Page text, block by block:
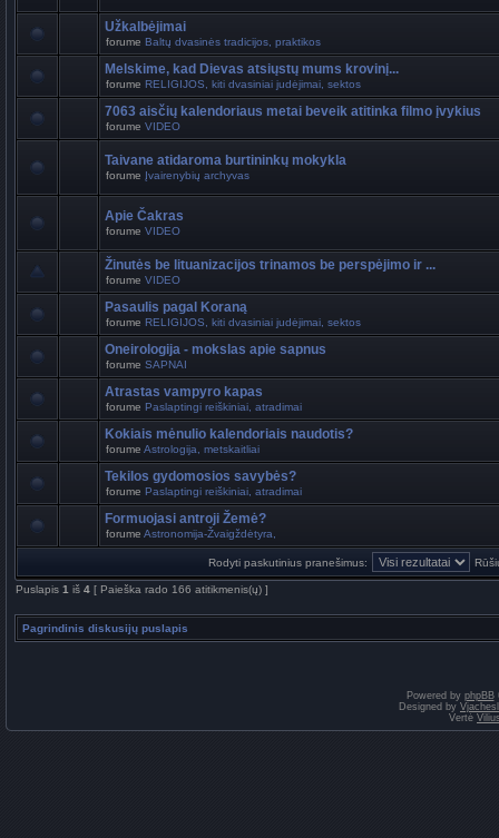
Užkalbėjimai
forume Baltų dvasinės tradicijos, praktikos
Melskime, kad Dievas atsiųstų mums krovinį...
forume RELIGIJOS, kiti dvasiniai judėjimai, sektos
7063 aisčių kalendoriaus metai beveik atitinka filmo įvykius
forume VIDEO
Taivane atidaroma burtininkų mokykla
forume Įvairenybių archyvas
Apie Čakras
forume VIDEO
Žinutės be lituanizacijos trinamos be perspėjimo ir ...
forume VIDEO
Pasaulis pagal Koraną
forume RELIGIJOS, kiti dvasiniai judėjimai, sektos
Oneirologija - mokslas apie sapnus
forume SAPNAI
Atrastas vampyro kapas
forume Paslaptingi reiškiniai, atradimai
Kokiais mėnulio kalendoriais naudotis?
forume Astrologija, metskaitliai
Tekilos gydomosios savybės?
forume Paslaptingi reiškiniai, atradimai
Formuojasi antroji Žemė?
forume Astronomija-Žvaigždėtyra,
Rodyti paskutinius pranešimus:
Puslapis 1 iš 4 [ Paieška rado 166 atitikmenis(ų) ]
Pagrindinis diskusijų puslapis
Powered by phpBB
Designed by
Vertė